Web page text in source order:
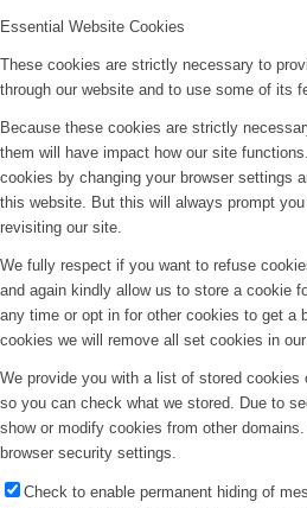
Essential Website Cookies
These cookies are strictly necessary to
through our website and to use some of its
Because these cookies are strictly
them will have impact how our site
cookies by changing your browser settings
this website. But this will always prompt
revisiting our site.
We fully respect if you want to refuse
and again kindly allow us to store a cookie
any time or opt in for other cookies to get a
cookies we will remove all set cookies in
We provide you with a list of stored cookies
so you can check what we stored. Due to
show or modify cookies from other
browser security settings.
Check to enable permanent hiding of